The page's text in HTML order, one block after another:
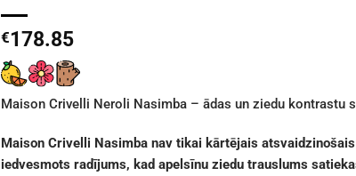
€178.85
Maison Crivelli Neroli Nasimba – ādas un ziedu kontrastu
Maison Crivelli Nasimba nav tikai kārtējais
iedvesmots radījums, kad apelsīnu ziedu trauslums